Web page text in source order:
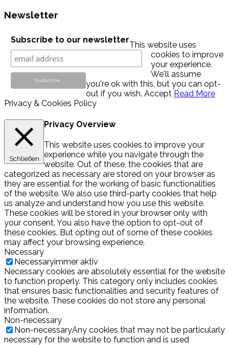
Newsletter
Subscribe to our newsletter
This website uses
cookies to improve
your experience.
We'll assume
you're ok with this, but you can opt-
out if you wish. Accept Read More
Privacy & Cookies Policy
Schließen
Privacy Overview
This website uses cookies to improve your
experience while you navigate through the
website. Out of these, the cookies that are
categorized as necessary are stored on your browser as
they are essential for the working of basic functionalities
of the website. We also use third-party cookies that help
us analyze and understand how you use this website.
These cookies will be stored in your browser only with
your consent. You also have the option to opt-out of
these cookies. But opting out of some of these cookies
may affect your browsing experience.
Necessary
Necessaryimmer aktiv
Necessary cookies are absolutely essential for the website
to function properly. This category only includes cookies
that ensures basic functionalities and security features of
the website. These cookies do not store any personal
information.
Non-necessary
Non-necessaryAny cookies that may not be particularly
necessary for the website to function and is used